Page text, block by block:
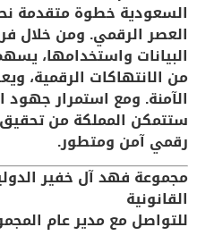
السعودية خطوة متقدمة
العصر الرقمي. ومن خلال
البيانات واستخدامها،
من الانتهاكات الرقمية،
الآمنة. ومع استمرار جهود
ستتمكن المملكة من
رقمي آمن ومتطور.
مجموعة فهد آل خفير
القانونية
للتواصل مع مدير عام المجموعة: